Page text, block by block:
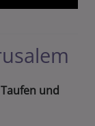
und